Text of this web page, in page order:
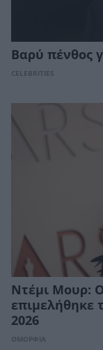
Βαρύ πένθος
CELEBRITIES
Ντέμι Μουρ:
επιμελήθηκε
2026
ΟΜΟΡΦΙΑ